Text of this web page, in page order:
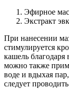
Эфирное
Экстракт
При нанесении
стимулируется
кашель
можно также
воде и вдыхая
следует